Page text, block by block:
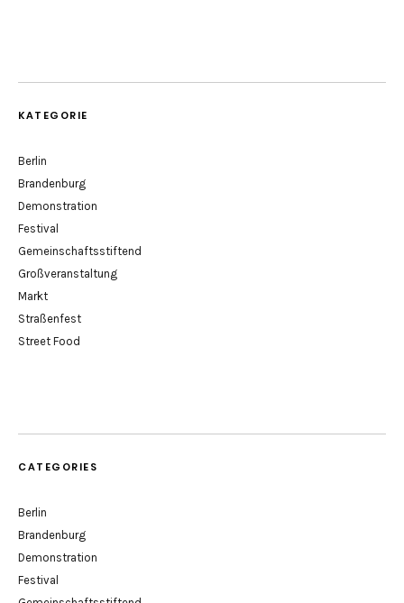
KATEGORIE
Berlin
Brandenburg
Demonstration
Festival
Gemeinschaftsstiftend
Großveranstaltung
Markt
Straßenfest
Street Food
CATEGORIES
Berlin
Brandenburg
Demonstration
Festival